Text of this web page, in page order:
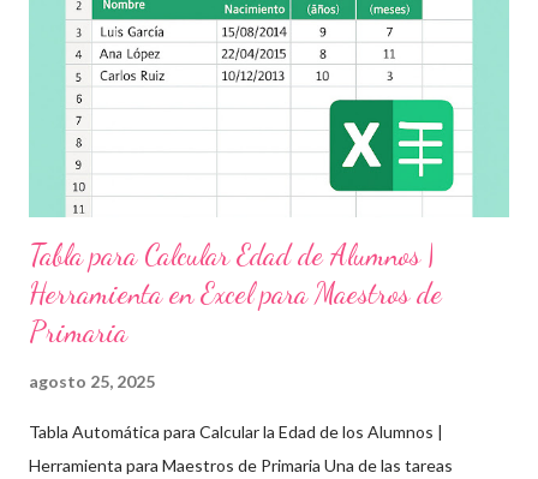
Objetivos clave de la jornada Promover entornos seguros y
afectivos dentro de la comunidad escolar Sensibilizar sobre el
maltrato, acoso escolar y abuso infantil Desarrollar habilidades
como la empatía, la comunicación y el autocuidado Aplicar ...
Tabla para Calcular Edad de Alumnos |
Herramienta en Excel para Maestros de
Primaria
agosto 25, 2025
Tabla Automática para Calcular la Edad de los Alumnos |
Herramienta para Maestros de Primaria Una de las tareas